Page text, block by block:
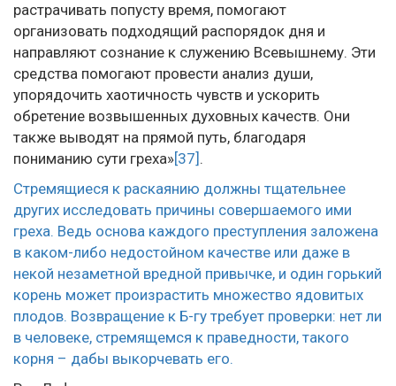
растрачивать попусту время, помогают
организовать подходящий распорядок дня и
направляют сознание к служению Всевышнему. Эти
средства помогают провести анализ души,
упорядочить хаотичность чувств и ускорить
обретение возвышенных духовных качеств. Они
также выводят на прямой путь, благодаря
пониманию сути греха»[37] .
Стремящиеся к раскаянию должны тщательнее
других исследовать причины совершаемого ими
греха. Ведь основа каждого преступления заложена
в каком-либо недостойном качестве или даже в
некой незаметной вредной привычке, и один горький
корень может произрастить множество ядовитых
плодов. Возвращение к Б-гу требует проверки: нет ли
в человеке, стремящемся к праведности, такого
корня – дабы выкорчевать его.